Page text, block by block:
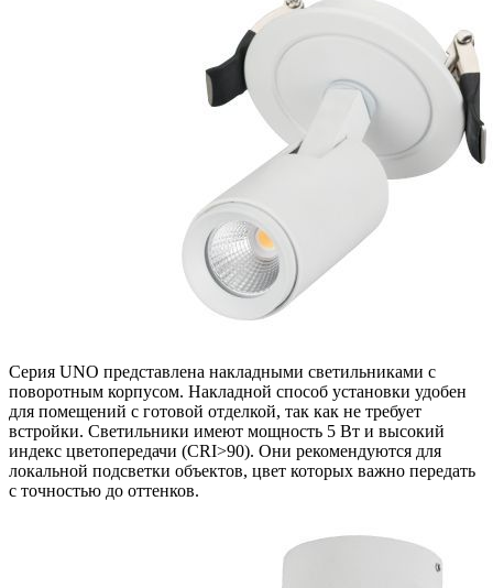
Серия UNO представлена накладными светильниками с
поворотным корпусом. Накладной способ установки удобен
для помещений с готовой отделкой, так как не требует
встройки. Светильники имеют мощность 5 Вт и высокий
индекс цветопередачи (CRI>90). Они рекомендуются для
локальной подсветки объектов, цвет которых важно передать
с точностью до оттенков.